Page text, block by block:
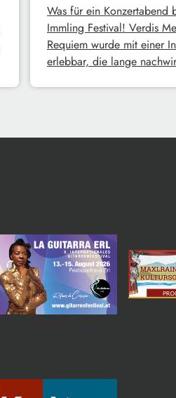
Was für ein Konzertabend
Immling Festival! Verdis
Requiem wurde mit einer
erlebbar, die lange